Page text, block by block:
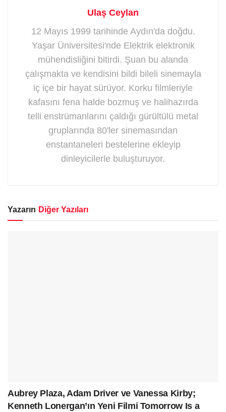
Ulaş Ceylan
12 Mayıs 1999 tarihinde Aydın'da doğdu.
Yaşar Üniversitesi'nde Elektrik elektronik
mühendisliğini bitirdi. Şuan bu alanda
çalışmakta ve kendisini bildi bileli sinemayla
iç içe bir hayat sürüyor. Korku filmleriyle
kafasını fena halde bozmuş ve halihazırda
telli enstrümanlarını çaldığı gürültülü metal
gruplarında 80'ler sinemasından
enstantaneleri bestelerine ekleyip
dinleyicilerle buluşturuyor.
Yazarın Diğer Yazıları
Aubrey Plaza, Adam Driver ve Vanessa Kirby;
Kenneth Lonergan’ın Yeni Filmi Tomorrow Is a